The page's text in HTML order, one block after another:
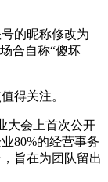
的昵称修改为
合自称“傻坏
得关注。
大会上首次公开
80%的经营事务
旨在为团队留出